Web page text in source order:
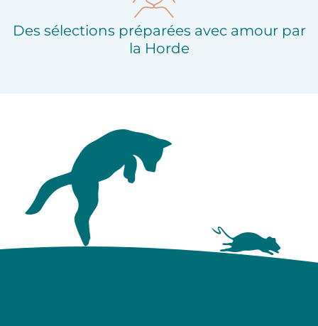
Des sélections préparées avec amour par
la Horde